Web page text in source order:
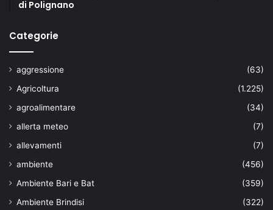
di Polignano
Categorie
aggressione
(63)
Agricoltura
(1.225)
agroalimentare
(34)
allerta meteo
(7)
allevamenti
(7)
ambiente
(456)
Ambiente Bari e Bat
(359)
Ambiente Brindisi
(322)